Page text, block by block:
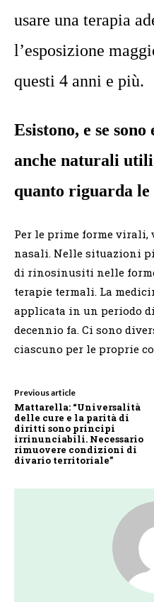
usare una terapia
l’esposizione
questi 4 anni e più.
Esistono, e se
anche naturali
quanto riguarda
Per le prime forme virali,
nasali. Nelle situazioni
di rinosinusiti nelle
terapie termali. La
applicata in un periodo
decennio fa. Ci sono
ciascuno per le proprie
Previous article
Mattarella: “Universalità
delle cure e la parità di
diritti sono principi
irrinunciabili. Necessario
rimuovere condizioni di
divario territoriale”